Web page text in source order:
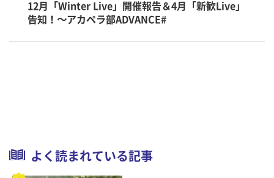
12月「Winter Live」開催報告＆4月「新歓Live」
告知！～アカペラ部ADVANCE#
よく読まれている記事